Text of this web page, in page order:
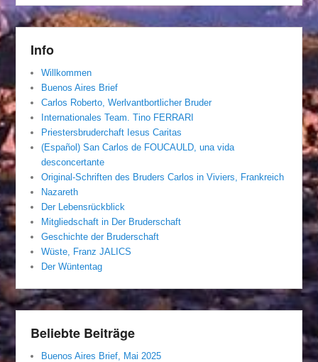
Info
Willkommen
Buenos Aires Brief
Carlos Roberto, Werlvantbortlicher Bruder
Internationales Team. Tino FERRARI
Priestersbruderchaft Iesus Caritas
(Español) San Carlos de FOUCAULD, una vida
desconcertante
Original-Schriften des Bruders Carlos in Viviers, Frankreich
Nazareth
Der Lebensrückblick
Mitgliedschaft in Der Bruderschaft
Geschichte der Bruderschaft
Wüste, Franz JALICS
Der Wüntentag
Beliebte Beiträge
Buenos Aires Brief, Mai 2025